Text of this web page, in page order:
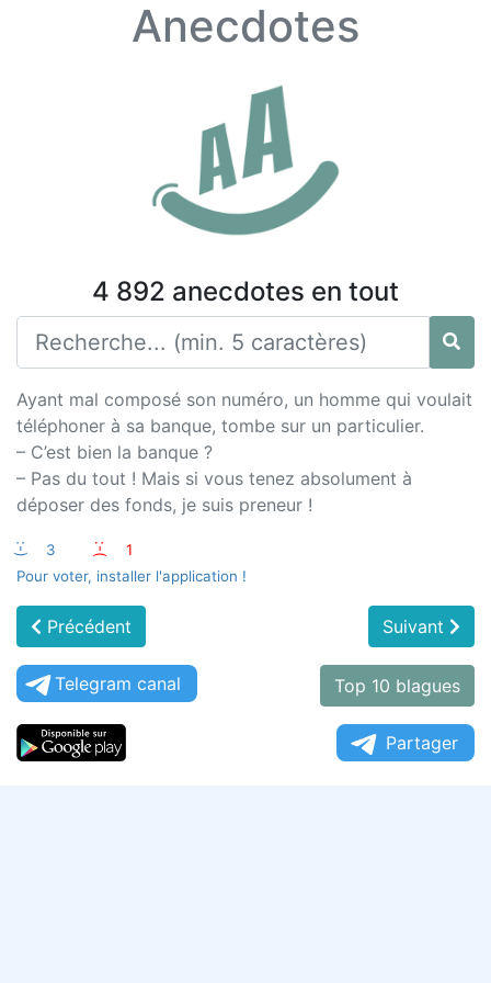
Anecdotes
4 892 anecdotes en tout
Ayant mal composé son numéro, un homme qui voulait
téléphoner à sa banque, tombe sur un particulier.
– C’est bien la banque ?
– Pas du tout ! Mais si vous tenez absolument à
déposer des fonds, je suis preneur !
:-) 3 :-(
1
Pour voter, installer l'application !
Précédent Suivant
Telegram canal Top 10 blagues
Partager